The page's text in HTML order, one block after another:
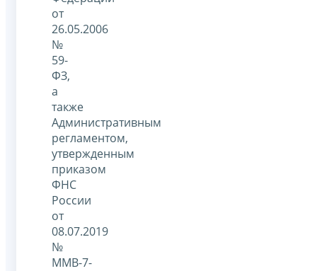
от
26.05.2006
№
59-
ФЗ,
а
также
Административным
регламентом,
утвержденным
приказом
ФНС
России
от
08.07.2019
№
ММВ-7-